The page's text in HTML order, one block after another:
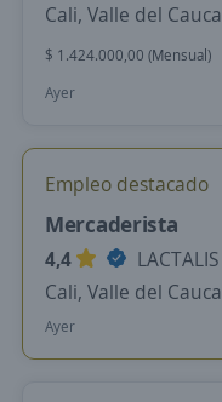
Cali, Valle del Cauca
$ 1.424.000,00 (Mensual)
Ayer
Empleo destacado
Mercaderista
4,4
LACTALIS
Cali, Valle del Cauca
Ayer